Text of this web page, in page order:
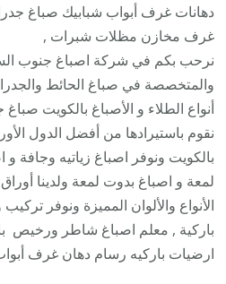
دهانات غرف أبواب شبابيك صباغ
غرف مخازن مظلات شبرات ,
نرحب بكم في شركة اصباغ جنوب
والمتخصصة في صباغ الحائط
أنواع الطلاء و الأصباغ بالكويت
نقوم باستيرادها من أفضل الدول
بالكويت ونوفر اصباغ زياتيه وجافة
لمعة و اصباغ بدوت لمعة ولدينا
الأنواع والألوان المميزة ونوفر
باركية , معلم اصباغ شاطر ورخيص
ارضيات باركيه رسام دهان غرف